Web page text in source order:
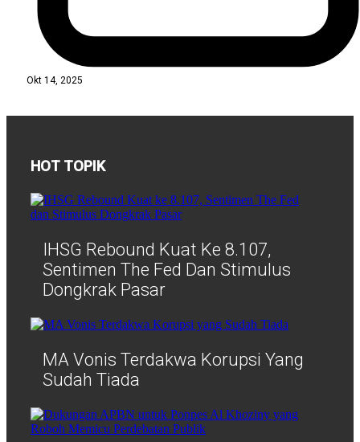
Okt 14, 2025
HOT TOPIK
IHSG Rebound Kuat Ke 8.107,
Sentimen The Fed Dan Stimulus
Dongkrak Pasar
MA Vonis Terdakwa Korupsi Yang
Sudah Tiada